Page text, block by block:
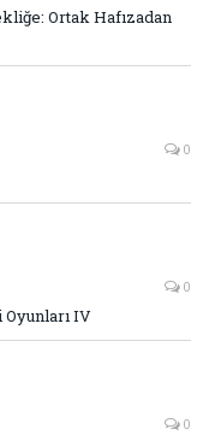
Ortak Hafızadan
0
0
IV
0